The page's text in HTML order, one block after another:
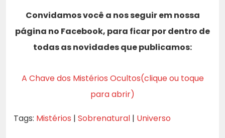
Convidamos você a nos seguir em nossa
página no Facebook, para ficar por dentro de
todas as novidades que publicamos:
A Chave dos Mistérios Ocultos(clique ou toque
para abrir)
Tags: Mistérios | Sobrenatural | Universo